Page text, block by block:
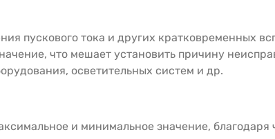
пускового тока и других кратковременных
что мешает установить причину
осветительных систем и др.
и минимальное значение, благодаря